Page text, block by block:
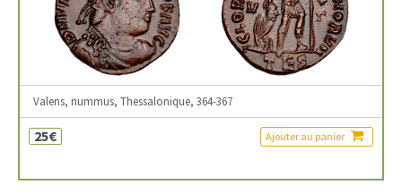
Valens, nummus, Thessalonique, 364-367
25€ Ajouter au panier